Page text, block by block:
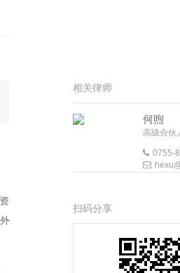
相关律师
何煦
高级合伙
0755-
扫码分享